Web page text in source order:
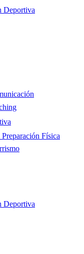
Deportiva
Física
Deportiva